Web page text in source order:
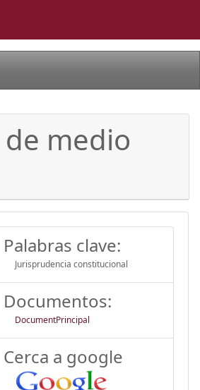
medio
Palabras clave:
Jurisprudencia constitucional
Documentos:
DocumentPrincipal
Cerca a google